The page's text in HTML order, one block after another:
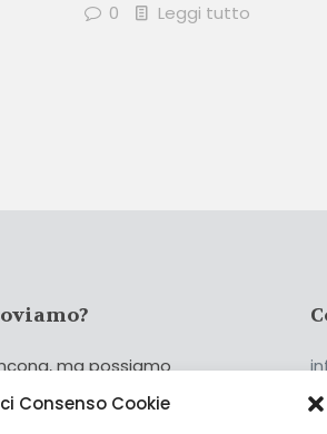
Consenso Cookie
0 Leggi tutto
ma possiamo
Italia!